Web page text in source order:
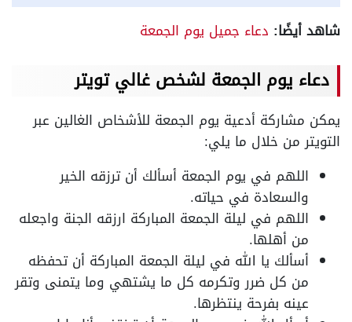
شاهد أيضًا: دعاء جميل يوم الجمعة
دعاء يوم الجمعة لشخص غالي تويتر
يمكن مشاركة أدعية يوم الجمعة للأشخاص الغالين عبر
التويتر من خلال ما يلي:
اللهم في يوم الجمعة أسألك أن ترزقه الخير
والسعادة في حياته.
اللهم في ليلة الجمعة المباركة ارزقه الجنة واجعله
من أهلها.
أسألك يا الله في ليلة الجمعة المباركة أن تحفظه
من كل ضرر وتكرمه كل ما يشتهي وما يتمنى وتقر
عينه بفرحة ينتظرها.